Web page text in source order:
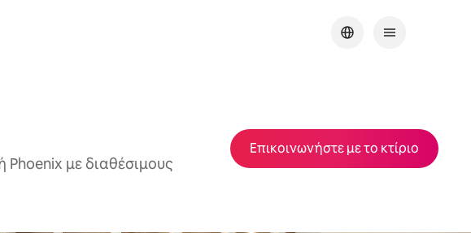
με διαθέσιμους
Επικοινωνήστε με το κτίριο